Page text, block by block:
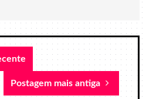
Postagem mais antiga